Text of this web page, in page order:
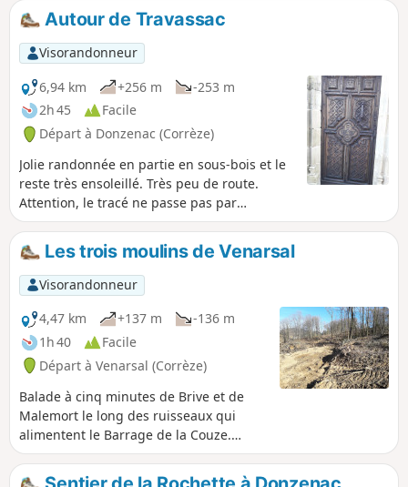
Autour de Travassac
Visorandonneur
6,94 km
+256 m
-253 m
2h 45
Facile
Départ à Donzenac (Corrèze)
Jolie randonnée en partie en sous-bois et le
reste très ensoleillé. Très peu de route.
Attention, le tracé ne passe pas par
l'ardoisière de Travassac, lieu de visite
payant.Les trois moulins de Venarsal
Visorandonneur
4,47 km
+137 m
-136 m
1h 40
Facile
Départ à Venarsal (Corrèze)
Balade à cinq minutes de Brive et de
Malemort le long des ruisseaux qui
alimentent le Barrage de la Couze.
Parcours ombragé dans les bois, avec le
seul défaut d'avoir une côte un peu